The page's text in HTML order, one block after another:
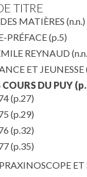
TITRE
MATIÈRES (n.n.)
PRÉFACE(p.5)
REYNAUD
ET JEUNESSE
COURS DU PUY
(p.27)
(p.29)
(p.32)
(p.35)
ET